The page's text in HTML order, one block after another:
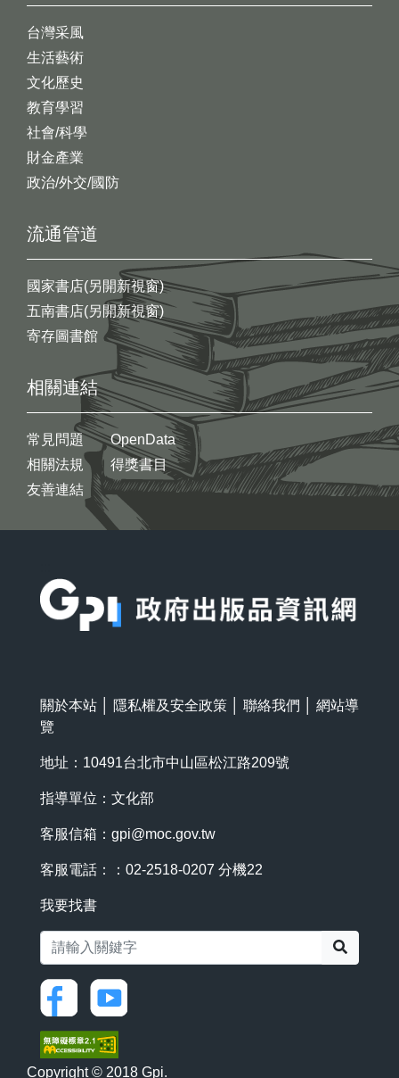
台灣采風
生活藝術
文化歷史
教育學習
社會/科學
財金產業
政治/外交/國防
流通管道
國家書店(另開新視窗)
五南書店(另開新視窗)
寄存圖書館
相關連結
常見問題
相關法規
友善連結
OpenData
得獎書目
關於本站 隱私權及安全政策 聯絡我們
網站導
覽
地址：10491台北市中山區松江路209號
指導單位：文化部
客服信箱： gpi@moc.gov.tw
客服電話：：02-2518-0207 分機22
我要找書
Copyright © 2018 Gpi.